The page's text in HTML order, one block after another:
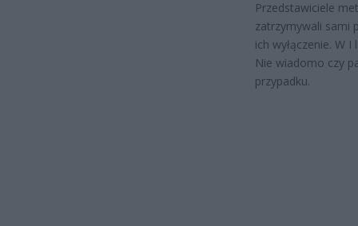
Przedstawiciele
zatrzymywali sami
ich wyłączenie. W
Nie wiadomo czy
przypadku.